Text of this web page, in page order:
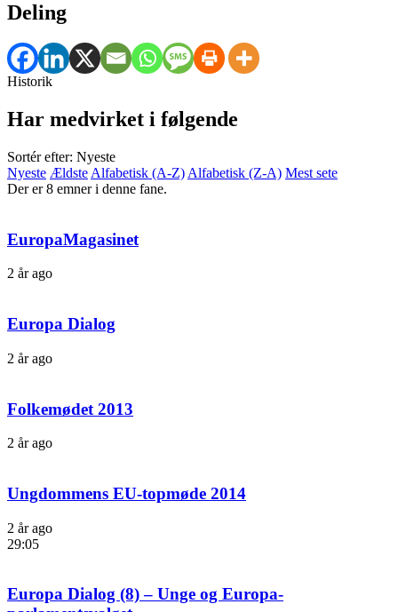
Deling
Historik
Har medvirket i følgende
Sortér efter: Nyeste
Nyeste Ældste Alfabetisk (A-Z) Alfabetisk (Z-A) Mest sete
Der er 8 emner i denne fane.
EuropaMagasinet
2 år ago
Europa Dialog
2 år ago
Folkemødet 2013
2 år ago
Ungdommens EU-topmøde 2014
2 år ago
29:05
Europa Dialog (8) – Unge og Europa-